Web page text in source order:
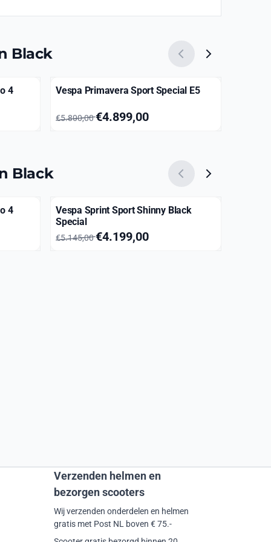
Black
4 Vespa Primavera Sport Special E5
Van 5 800,00 voor 4 899,00
€5.800,00€4.899,00
Black
4
Vespa Sprint Sport Shinny Black
Special
Van 5 145,00 voor 4 199,00
€5.145,00€4.199,00
Verzenden helmen en
bezorgen scooters
Wij verzenden onderdelen en helmen
gratis met Post NL boven € 75.-